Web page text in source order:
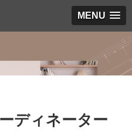
MENU
ディネーター